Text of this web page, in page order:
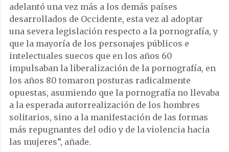
adelantó una vez más a los demás países
desarrollados de Occidente, esta vez al adoptar
una severa legislación respecto a la pornografía, y
que la mayoría de los personajes públicos e
intelectuales suecos que en los años 60
impulsaban la liberalización de la pornografía, en
los años 80 tomaron posturas radicalmente
opuestas, asumiendo que la pornografía no llevaba
a la esperada autorrealización de los hombres
solitarios, sino a la manifestación de las formas
más repugnantes del odio y de la violencia hacia
las mujeres”, añade.